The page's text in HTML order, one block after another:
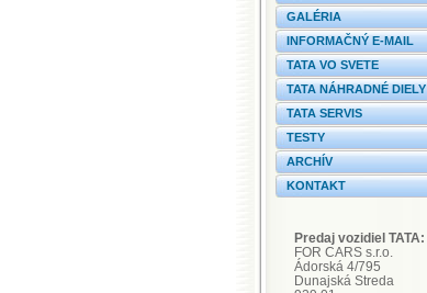
GALÉRIA
INFORMAČNÝ E-MAIL
TATA VO SVETE
TATA NÁHRADNÉ DIELY
TATA SERVIS
TESTY
ARCHÍV
KONTAKT
Predaj vozidiel TATA:
FOR CARS s.r.o.
Ádorská 4/795
Dunajská Streda